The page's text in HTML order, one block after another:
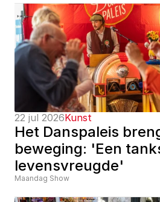
22 jul 2026Kunst
Het Danspaleis
beweging: 'Een
levensvreugde'
Maandag Show